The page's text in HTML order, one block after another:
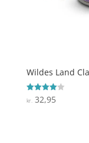
Wildes Land
Vurderet
4
kr. 32,95